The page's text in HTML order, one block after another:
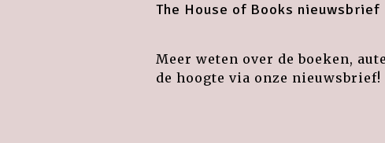
The House of Books nieuwsbrief
Meer weten over de boeken,
de hoogte via onze nieuwsbrief!